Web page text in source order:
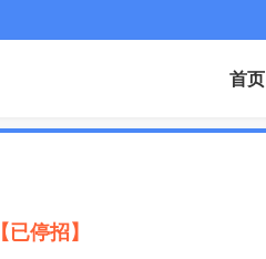
首页
【已停招】